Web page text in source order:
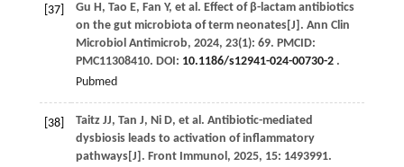
[37] Gu H, Tao E, Fan Y, et al. Effect of β-lactam antibiotics
on the gut microbiota of term neonates[J]. Ann Clin
Microbiol Antimicrob, 2024, 23(1): 69. PMCID:
PMC11308410. DOI: 10.1186/s12941-024-00730-2.
Pubmed
[38] Taitz JJ, Tan J, Ni D, et al. Antibiotic-mediated
dysbiosis leads to activation of inflammatory
pathways[J]. Front Immunol, 2025, 15: 1493991.